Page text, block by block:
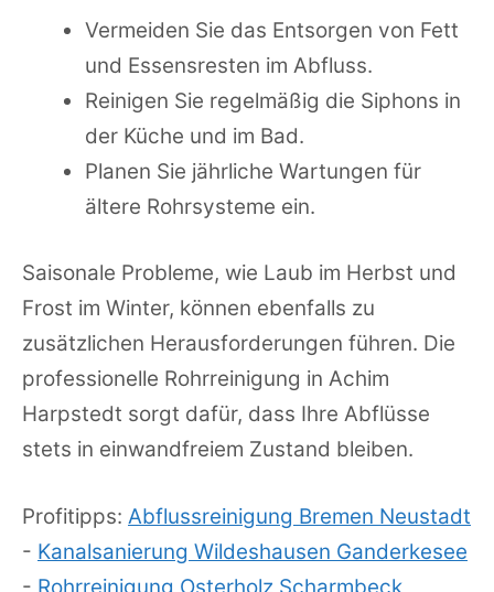
Vermeiden Sie das Entsorgen von Fett
und Essensresten im Abfluss.
Reinigen Sie regelmäßig die Siphons in
der Küche und im Bad.
Planen Sie jährliche Wartungen für
ältere Rohrsysteme ein.
Saisonale Probleme, wie Laub im Herbst und
Frost im Winter, können ebenfalls zu
zusätzlichen Herausforderungen führen. Die
professionelle Rohrreinigung in Achim
Harpstedt sorgt dafür, dass Ihre Abflüsse
stets in einwandfreiem Zustand bleiben.
Profitipps: Abflussreinigung Bremen Neustadt
- Kanalsanierung Wildeshausen Ganderkesee
- Rohrreinigung Osterholz Scharmbeck